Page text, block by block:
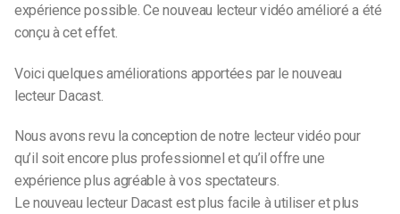
expérience possible. Ce nouveau lecteur vidéo amélioré a été
conçu à cet effet.
Voici quelques améliorations apportées par le nouveau
lecteur Dacast.
Nous avons revu la conception de notre lecteur vidéo pour
qu’il soit encore plus professionnel et qu’il offre une
expérience plus agréable à vos spectateurs.
Le nouveau lecteur Dacast est plus facile à utiliser et plus